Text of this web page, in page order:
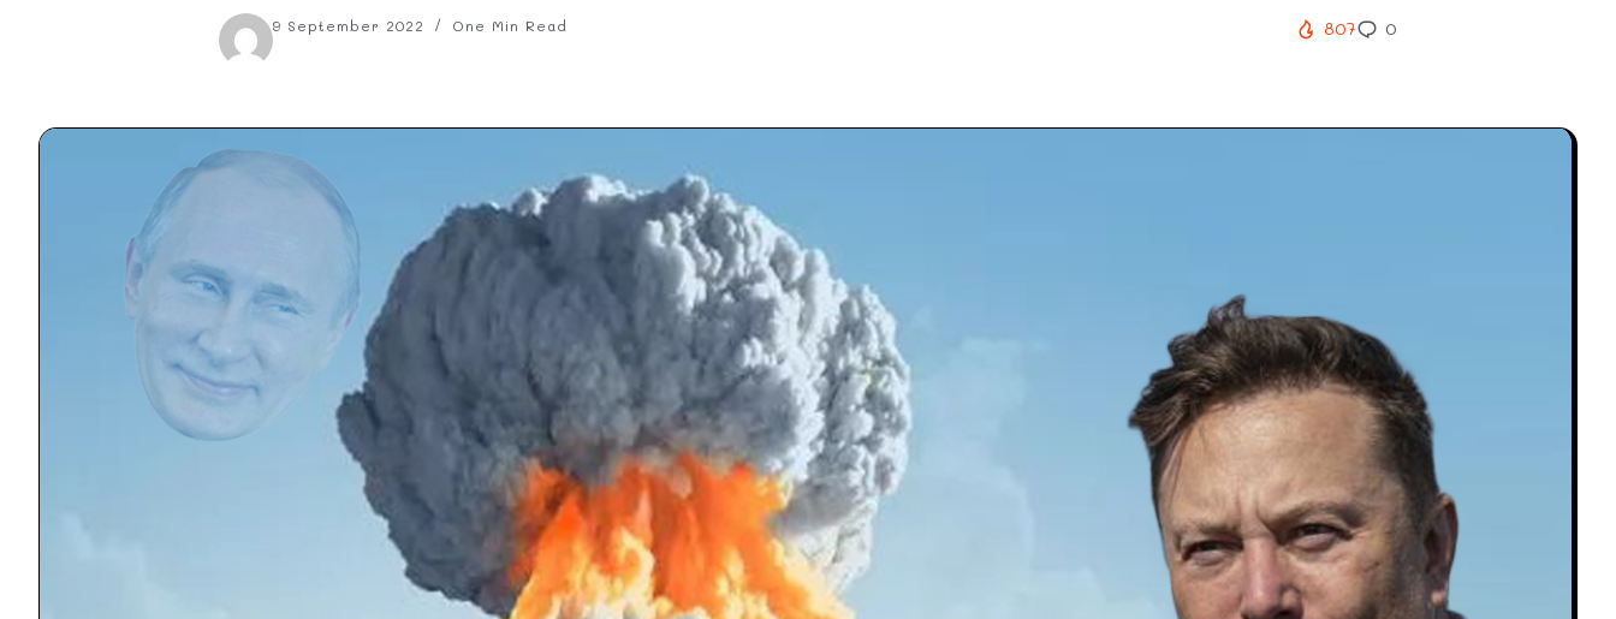
9 September 2022 One Min Read 807 0